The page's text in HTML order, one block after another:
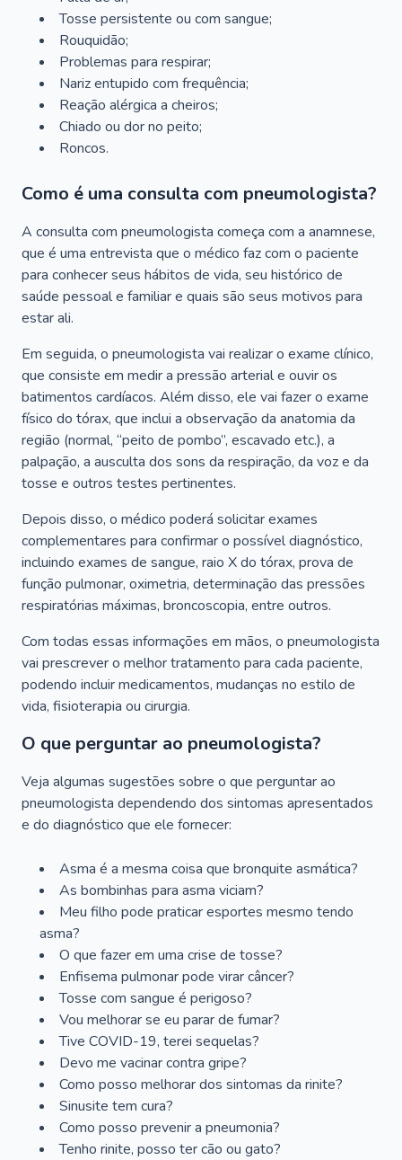
Tosse persistente ou com sangue;
Rouquidão;
Problemas para respirar;
Nariz entupido com frequência;
Reação alérgica a cheiros;
Chiado ou dor no peito;
Roncos.
Como é uma consulta com pneumologista?
A consulta com pneumologista começa com a anamnese,
que é uma entrevista que o médico faz com o paciente
para conhecer seus hábitos de vida, seu histórico de
saúde pessoal e familiar e quais são seus motivos para
estar ali.
Em seguida, o pneumologista vai realizar o exame clínico,
que consiste em medir a pressão arterial e ouvir os
batimentos cardíacos. Além disso, ele vai fazer o exame
físico do tórax, que inclui a observação da anatomia da
região (normal, “peito de pombo”, escavado etc.), a
palpação, a ausculta dos sons da respiração, da voz e da
tosse e outros testes pertinentes.
Depois disso, o médico poderá solicitar exames
complementares para confirmar o possível diagnóstico,
incluindo exames de sangue, raio X do tórax, prova de
função pulmonar, oximetria, determinação das pressões
respiratórias máximas, broncoscopia, entre outros.
Com todas essas informações em mãos, o pneumologista
vai prescrever o melhor tratamento para cada paciente,
podendo incluir medicamentos, mudanças no estilo de
vida, fisioterapia ou cirurgia.
O que perguntar ao pneumologista?
Veja algumas sugestões sobre o que perguntar ao
pneumologista dependendo dos sintomas apresentados
e do diagnóstico que ele fornecer:
Asma é a mesma coisa que bronquite asmática?
As bombinhas para asma viciam?
Meu filho pode praticar esportes mesmo tendo
asma?
O que fazer em uma crise de tosse?
Enfisema pulmonar pode virar câncer?
Tosse com sangue é perigoso?
Vou melhorar se eu parar de fumar?
Tive COVID-19, terei sequelas?
Devo me vacinar contra gripe?
Como posso melhorar dos sintomas da rinite?
Sinusite tem cura?
Como posso prevenir a pneumonia?
Tenho rinite, posso ter cão ou gato?